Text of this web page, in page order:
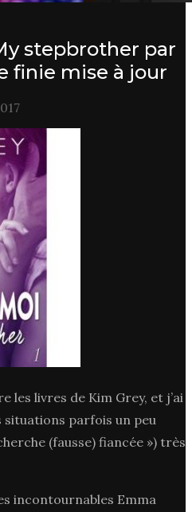
stepbrother par
finie mise à jour
les livres de Kim Grey, et j’ai
parfois un peu
(fausse) fiancée ») très
incontournables Emma